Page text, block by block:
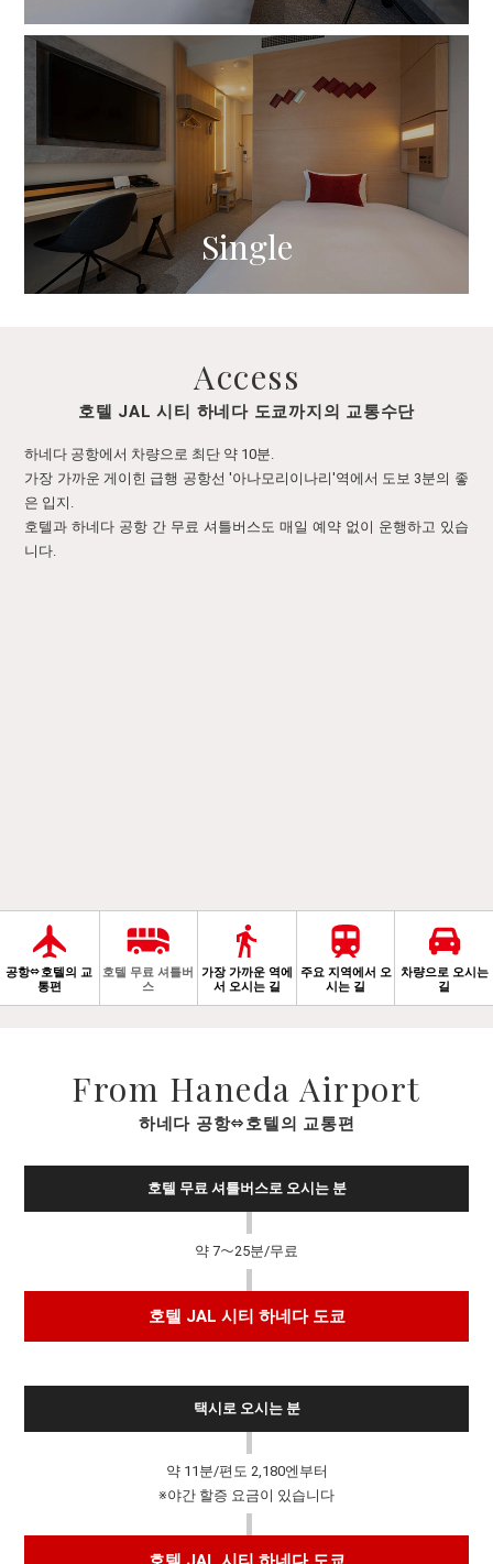
Single
Access
호텔 JAL 시티 하네다 도쿄까지의 교통수단
하네다 공항에서 차량으로 최단 약 10분.
가장 가까운 게이힌 급행 공항선 '아나모리이나리'역에서 도보 3분의 좋
은 입지.
호텔과 하네다 공항 간 무료 셔틀버스도 매일 예약 없이 운행하고 있습
니다.
공항⇔호텔의 교
통편
호텔 무료 셔틀버
스
가장 가까운 역에
서 오시는 길
주요 지역에서 오
시는 길
차량으로 오시는
길
From Haneda Airport
하네다 공항⇔호텔의 교통편
호텔 무료 셔틀버스로 오시는 분
약 7～25분/무료
호텔 JAL 시티 하네다 도쿄
택시로 오시는 분
약 11분/편도 2,180엔부터
※야간 할증 요금이 있습니다